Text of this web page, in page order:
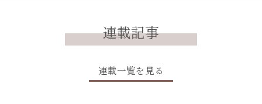
連載記事
連載一覧を見る